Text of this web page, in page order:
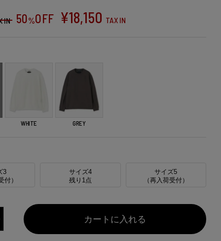
IN 50%OFF ¥18,150 TAX IN
WHITE GREY
3
付）
サイズ4
残り1点
サイズ5
（再入荷受付）
カートに入れる